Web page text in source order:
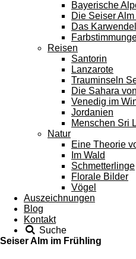
Bayerische
Die Seiser
Das
Reisen
Santorin
Lanzarote
Trauminseln
Die Sahara
Venedig im
Jordanien
Menschen Sri
Natur
Eine Theorie
Im Wald
Schmetterlinge
Florale Bilder
Vögel
Auszeichnungen
Blog
Kontakt
Suche
Seiser Alm im Frühling